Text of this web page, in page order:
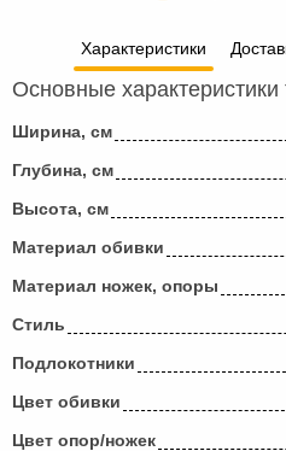
Характеристики
Основные характеристики
Ширина, см
Глубина, см
Высота, см
Материал обивки
Материал ножек, опоры
Стиль
Подлокотники
Цвет обивки
Цвет опор/ножек